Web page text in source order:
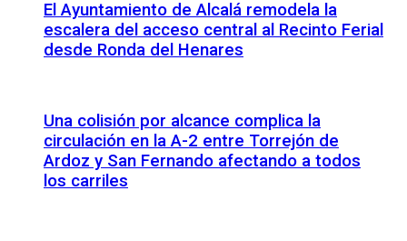
El Ayuntamiento de Alcalá remodela la
escalera del acceso central al Recinto Ferial
desde Ronda del Henares
Una colisión por alcance complica la
circulación en la A-2 entre Torrejón de
Ardoz y San Fernando afectando a todos
los carriles